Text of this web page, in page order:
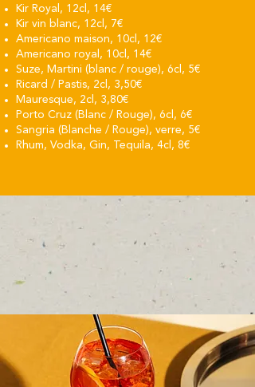
Kir Royal, 12cl, 14€
Kir vin blanc, 12cl, 7€
Americano maison, 10cl, 12€
Americano royal, 10cl, 14€
Suze, Martini (blanc / rouge), 6cl, 5€
Ricard / Pastis, 2cl, 3,50€
Mauresque, 2cl, 3,80€
Porto Cruz (Blanc / Rouge), 6cl, 6€
Sangria (Blanche / Rouge), verre, 5€
Rhum, Vodka, Gin, Tequila, 4cl, 8€